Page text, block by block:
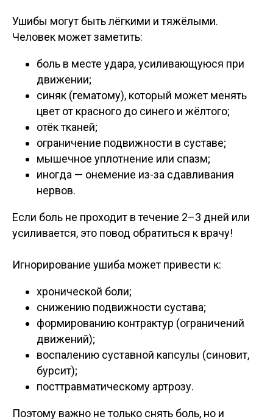
Ушибы могут быть лёгкими и тяжёлыми.
Человек может заметить:
боль в месте удара, усиливающуюся при
движении;
синяк (гематому), который может менять
цвет от красного до синего и жёлтого;
отёк тканей;
ограничение подвижности в суставе;
мышечное уплотнение или спазм;
иногда — онемение из-за сдавливания
нервов.
Если боль не проходит в течение 2–3 дней или
усиливается, это повод обратиться к врачу!
Игнорирование ушиба может привести к:
хронической боли;
снижению подвижности сустава;
формированию контрактур (ограничений
движений);
воспалению суставной капсулы (синовит,
бурсит);
посттравматическому артрозу.
Поэтому важно не только снять боль, но и